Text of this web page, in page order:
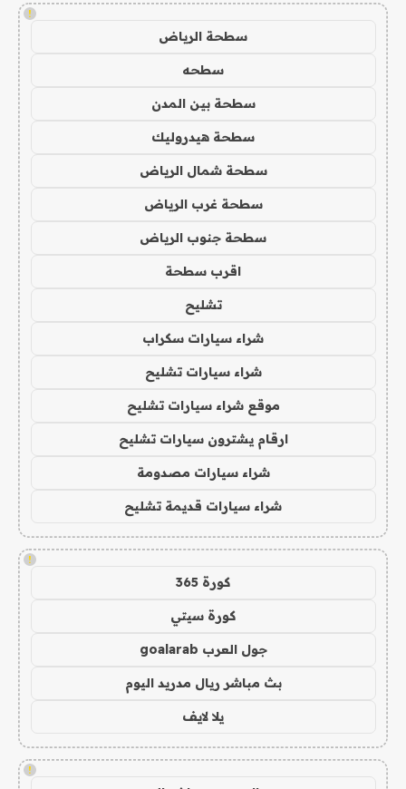
!
سطحة الرياض
سطحه
سطحة بين المدن
سطحة هيدروليك
سطحة شمال الرياض
سطحة غرب الرياض
سطحة جنوب الرياض
اقرب سطحة
تشليح
شراء سيارات سكراب
شراء سيارات تشليح
موقع شراء سيارات تشليح
ارقام يشترون سيارات تشليح
شراء سيارات مصدومة
شراء سيارات قديمة تشليح
!
كورة 365
كورة سيتي
جول العرب goalarab
بث مباشر ريال مدريد اليوم
يلا لايف
!